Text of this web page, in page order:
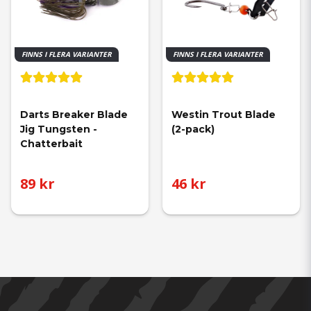
FINNS I FLERA VARIANTER
Darts Breaker Blade
Jig Tungsten -
Chatterbait
89 kr
FINNS I FLERA VARIANTER
Westin Trout Blade
(2-pack)
46 kr